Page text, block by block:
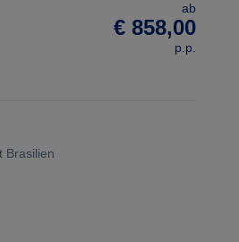
ab
€ 858,00
p.p.
Brasilien